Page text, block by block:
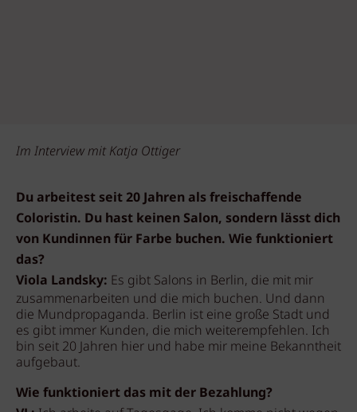
Im Interview mit Katja Ottiger
Du arbeitest seit 20 Jahren als freischaffende
Coloristin. Du hast keinen Salon, sondern lässt dich
von Kundinnen für Farbe buchen. Wie funktioniert
das?
Viola Landsky: Es gibt Salons in Berlin, die mit mir
zusammenarbeiten und die mich buchen. Und dann
die Mundpropaganda. Berlin ist eine große Stadt und
es gibt immer Kunden, die mich weiterempfehlen. Ich
bin seit 20 Jahren hier und habe mir meine Bekanntheit
aufgebaut.
Wie funktioniert das mit der Bezahlung?